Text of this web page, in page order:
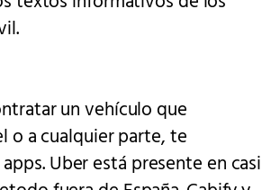
un vehículo que
o a cualquier parte, te
Uber está presente en casi